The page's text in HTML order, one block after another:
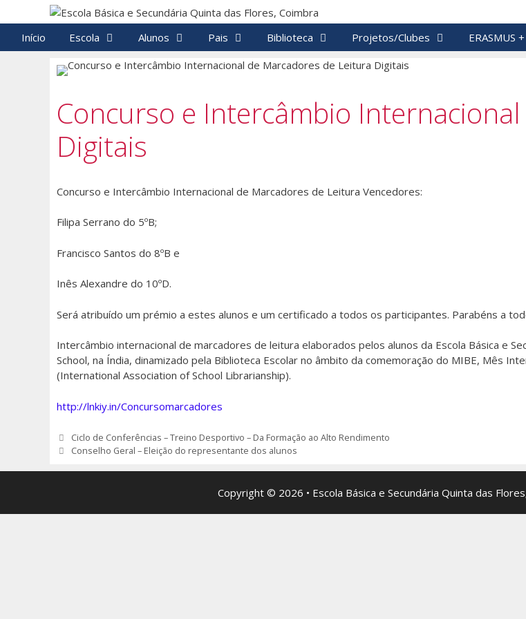
para
conteúdo
Início Escola Alunos Pais Biblioteca Projetos/Clubes ERASMUS +
Concurso e Intercâmbio
Digitais
Concurso e Intercâmbio Internacional de Marcadores de Leitura Vencedores:
Filipa Serrano do 5ºB;
Francisco Santos do 8ºB e
Inês Alexandre do 10ºD.
Será atribuído um prémio a estes alunos e um certificado a todos os participantes. Parabéns a
Intercâmbio internacional de marcadores de leitura elaborados pelos alunos da Escola Básica e
School, na Índia, dinamizado pela Biblioteca Escolar no âmbito da comemoração do MIBE, Mês
(International Association of School Librarianship).
http://lnkiy.in/Concursomarcadores
Navegação
de
Ciclo de Conferências – Treino Desportivo – Da Formação ao Alto Rendimento
Conselho Geral – Eleição do representante dos alunos
Copyright © 2026 • Escola Básica e Secundária Quinta das